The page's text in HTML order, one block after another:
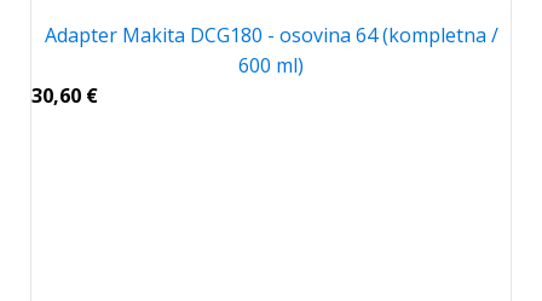
Adapter Makita DCG180 - osovina 64 (kompletna /
600 ml)
30,60 €